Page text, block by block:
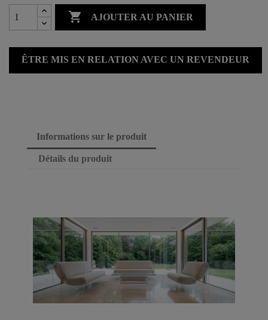
 AJOUTER AU PANIER
ÊTRE MIS EN RELATION AVEC UN REVENDEUR
Informations sur le produit
Détails du produit